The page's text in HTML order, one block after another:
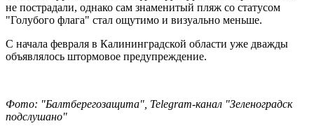
не пострадали, однако сам знаменитый пляж со статусом
"Голубого флага" стал ощутимо и визуально меньше.
С начала февраля в Калининградской области уже дважды
объявлялось штормовое предупреждение.
Фото: "Балтберегозащита", Telegram-канал "Зеленоградск
подслушано"